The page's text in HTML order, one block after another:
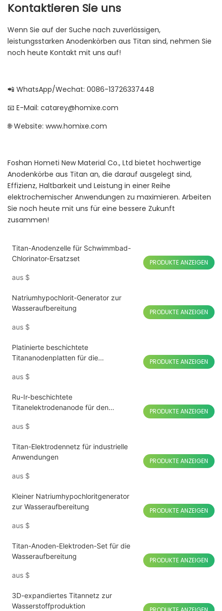
Kontaktieren Sie uns
Wenn Sie auf der Suche nach zuverlässigen,
leistungsstarken Anodenkörben aus Titan sind, nehmen Sie
noch heute Kontakt mit uns auf!
📲 WhatsApp/Wechat: 0086-13726337448
📧 E-Mail: catarey@homixe.com
🌐 Website: www.homixe.com
Foshan Hometi New Material Co., Ltd bietet hochwertige
Anodenkörbe aus Titan an, die darauf ausgelegt sind,
Effizienz, Haltbarkeit und Leistung in einer Reihe
elektrochemischer Anwendungen zu maximieren. Arbeiten
Sie noch heute mit uns für eine bessere Zukunft
zusammen!
Titan-Anodenzelle für Schwimmbad-
Chlorinator-Ersatzset
aus $
PRODUKTE ANZEIGEN
Natriumhypochlorit-Generator zur
Wasseraufbereitung
aus $
PRODUKTE ANZEIGEN
Platinierte beschichtete
Titananodenplatten für die
aus $
PRODUKTE ANZEIGEN
Ru-Ir-beschichtete
Titanelektrodenanode für den
und Gemüse
aus $
PRODUKTE ANZEIGEN
Titan-Elektrodennetz für industrielle
Anwendungen
aus $
PRODUKTE ANZEIGEN
Kleiner Natriumhypochloritgenerator
zur Wasseraufbereitung
aus $
PRODUKTE ANZEIGEN
Titan-Anoden-Elektroden-Set für die
Wasseraufbereitung
aus $
PRODUKTE ANZEIGEN
3D-expandiertes Titannetz zur
Wasserstoffproduktion